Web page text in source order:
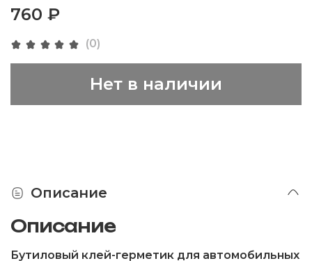
(0)
760 ₽
Нет в наличии
Описание
Описание
Бутиловый клей-герметик для автомобильных